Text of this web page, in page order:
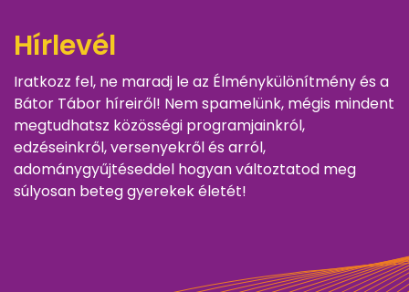
Hírlevél
Iratkozz fel, ne maradj le az Élménykülönítmény és a
Bátor Tábor híreiről! Nem spamelünk, mégis mindent
megtudhatsz közösségi programjainkról,
edzéseinkről, versenyekről és arról,
adománygyűjtéseddel hogyan változtatod meg
súlyosan beteg gyerekek életét!